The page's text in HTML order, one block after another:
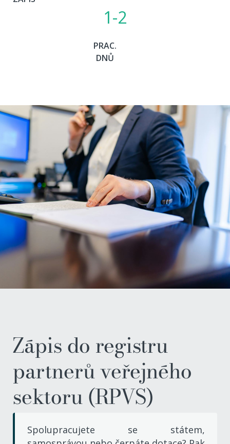
1-2
PRAC.
DNŮ
Zápis do registru
partnerů veřejného
sektoru (RPVS)
Spolupracujete se státem,